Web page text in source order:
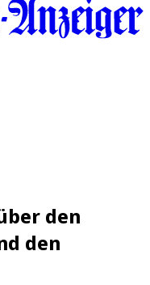
den
den